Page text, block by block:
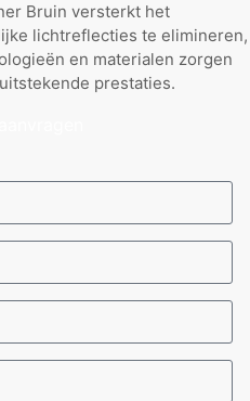
Bruin versterkt het
lichtreflecties te elimineren,
en materialen zorgen
prestaties.